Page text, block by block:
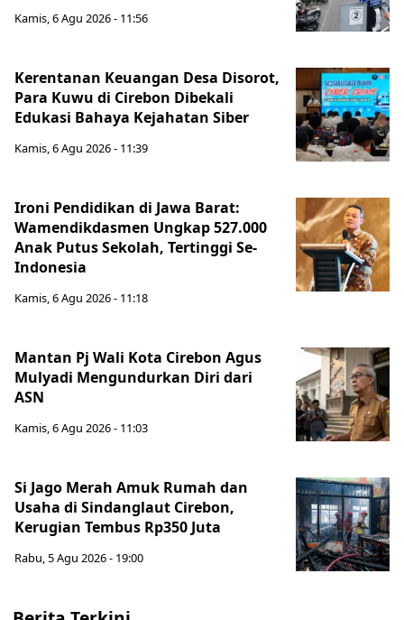
Kamis, 6 Agu 2026 - 11:56
Kerentanan Keuangan Desa Disorot,
Para Kuwu di Cirebon Dibekali
Edukasi Bahaya Kejahatan Siber
Kamis, 6 Agu 2026 - 11:39
Ironi Pendidikan di Jawa Barat:
Wamendikdasmen Ungkap 527.000
Anak Putus Sekolah, Tertinggi Se-
Indonesia
Kamis, 6 Agu 2026 - 11:18
Mantan Pj Wali Kota Cirebon Agus
Mulyadi Mengundurkan Diri dari
ASN
Kamis, 6 Agu 2026 - 11:03
Si Jago Merah Amuk Rumah dan
Usaha di Sindanglaut Cirebon,
Kerugian Tembus Rp350 Juta
Rabu, 5 Agu 2026 - 19:00